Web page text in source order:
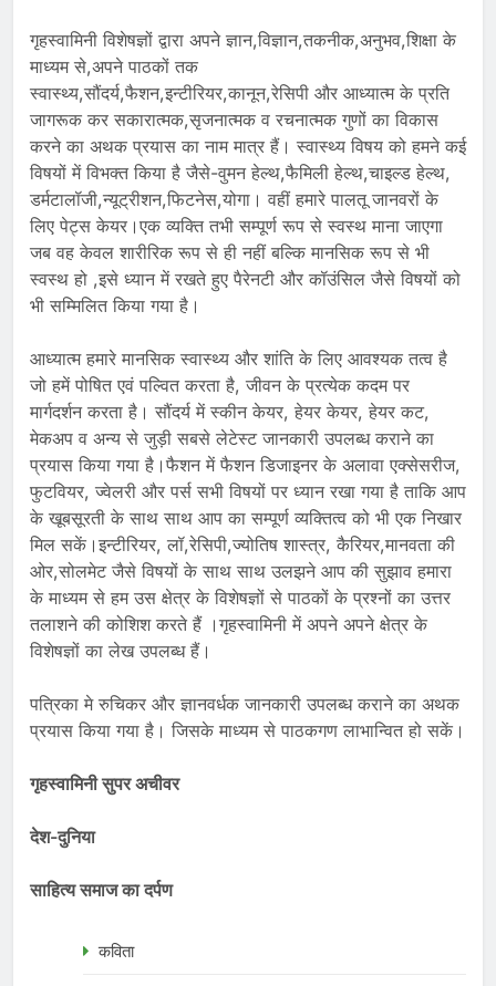
गृहस्वामिनी विशेषज्ञों द्वारा अपने ज्ञान,विज्ञान,तकनीक,अनुभव,शिक्षा के
माध्यम से,अपने पाठकों तक
स्वास्थ्य,सौंदर्य,फैशन,इन्टीरियर,कानून,रेसिपी और आध्यात्म के प्रति
जागरूक कर सकारात्मक,सृजनात्मक व रचनात्मक गुणों का विकास
करने का अथक प्रयास का नाम मात्र हैं। स्वास्थ्य विषय को हमने कई
विषयों में विभक्त किया है जैसे-वुमन हेल्थ,फैमिली हेल्थ,चाइल्ड हेल्थ,
डर्मटालॉजी,न्यूट्रीशन,फिटनेस,योगा। वहीं हमारे पालतू जानवरों के
लिए पेट्स केयर।एक व्यक्ति तभी सम्पूर्ण रूप से स्वस्थ माना जाएगा
जब वह केवल शारीरिक रूप से ही नहीं बल्कि मानसिक रूप से भी
स्वस्थ हो ,इसे ध्यान में रखते हुए पैरेनटी और कॉउंसिल जैसे विषयों को
भी सम्मिलित किया गया है।
आध्यात्म हमारे मानसिक स्वास्थ्य और शांति के लिए आवश्यक तत्व है
जो हमें पोषित एवं पल्वित करता है, जीवन के प्रत्येक कदम पर
मार्गदर्शन करता है। सौंदर्य में स्कीन केयर, हेयर केयर, हेयर कट,
मेकअप व अन्य से जुड़ी सबसे लेटेस्ट जानकारी उपलब्ध कराने का
प्रयास किया गया है।फैशन में फैशन डिजाइनर के अलावा एक्सेसरीज,
फुटवियर, ज्वेलरी और पर्स सभी विषयों पर ध्यान रखा गया है ताकि आप
के खूबसूरती के साथ साथ आप का सम्पूर्ण व्यक्तित्व को भी एक निखार
मिल सकें।इन्टीरियर, लॉ,रेसिपी,ज्योतिष शास्त्र, कैरियर,मानवता की
ओर,सोलमेट जैसे विषयों के साथ साथ उलझने आप की सुझाव हमारा
के माध्यम से हम उस क्षेत्र के विशेषज्ञों से पाठकों के प्रश्नों का उत्तर
तलाशने की कोशिश करते हैं ।गृहस्वामिनी में अपने अपने क्षेत्र के
विशेषज्ञों का लेख उपलब्ध हैं।
पत्रिका मे रुचिकर और ज्ञानवर्धक जानकारी उपलब्ध कराने का अथक
प्रयास किया गया है। जिसके माध्यम से पाठकगण लाभान्वित हो सकें।
गृहस्वामिनी सुपर अचीवर
देश-दुनिया
साहित्य समाज का दर्पण
कविता